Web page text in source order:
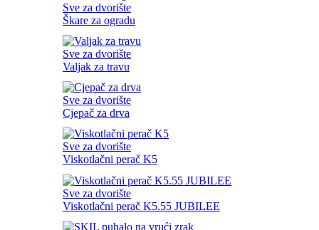
Sve za dvorište
Škare za ogradu
Sve za dvorište
Valjak za travu
Sve za dvorište
Cjepač za drva
Sve za dvorište
Viskotlačni perač K5
Sve za dvorište
Viskotlačni perač K5.55 JUBILEE